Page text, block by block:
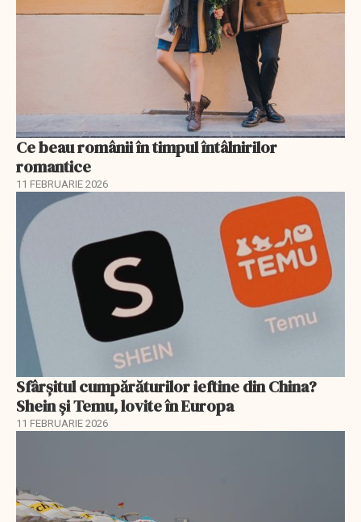
Ce beau românii în timpul întâlnirilor
romantice
11 FEBRUARIE 2026
Sfârșitul cumpărăturilor ieftine din China?
Shein și Temu, lovite în Europa
11 FEBRUARIE 2026